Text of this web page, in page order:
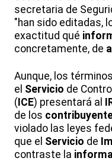
secretaria de
"han sido editadas,
exactitud qué
concretamente, de
Aunque, los
el Servicio de
(ICE) presentará al
de los
violado las leyes
que el Servicio de
contraste la